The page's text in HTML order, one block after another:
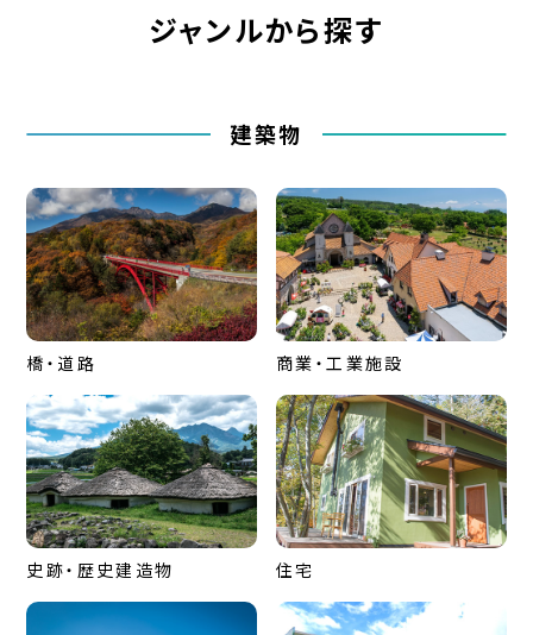
ジャンルから探す
建築物
橋・道路 商業・工業施設
史跡・歴史建造物 住宅